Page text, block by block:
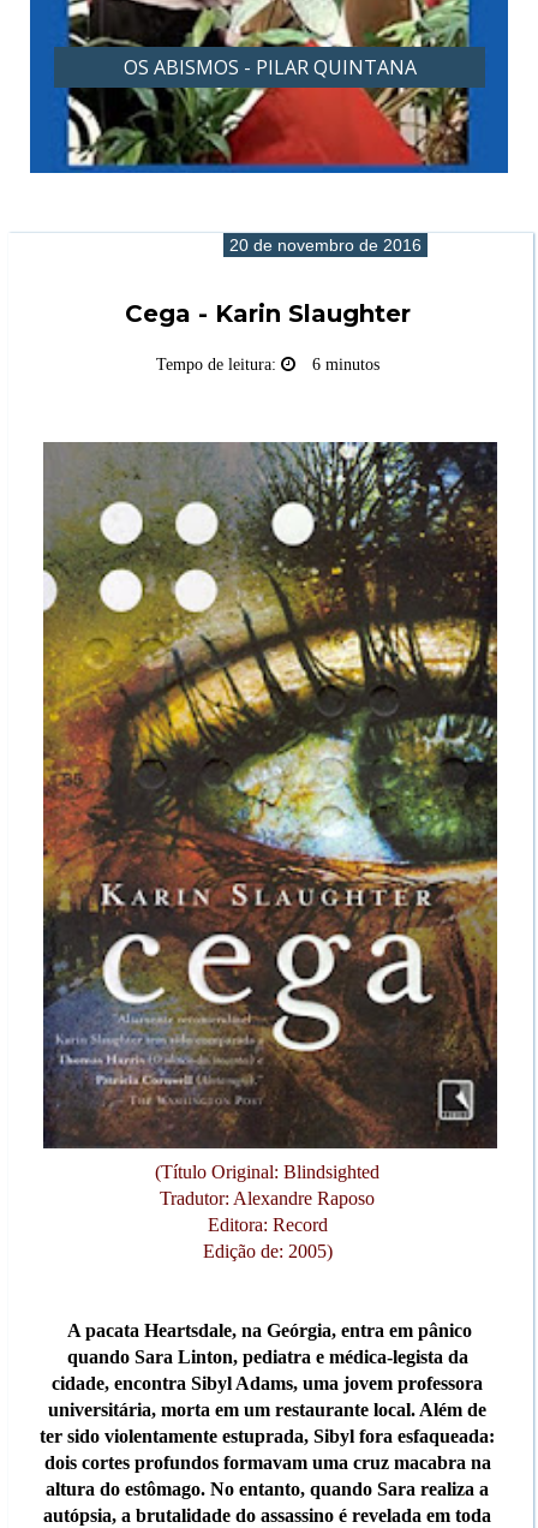
OS ABISMOS - PILAR QUINTANA
20 de novembro de 2016
Cega - Karin Slaughter
Tempo de leitura: 6 minutos
(Título Original: Blindsighted
Tradutor: Alexandre Raposo
Editora: Record
Edição de: 2005)
A pacata Heartsdale, na Geórgia, entra em pânico
quando Sara Linton, pediatra e médica-legista da
cidade, encontra Sibyl Adams, uma jovem professora
universitária, morta em um restaurante local. Além de
ter sido violentamente estuprada, Sibyl fora esfaqueada:
dois cortes profundos formavam uma cruz macabra na
altura do estômago. No entanto, quando Sara realiza a
autópsia, a brutalidade do assassino é revelada em toda